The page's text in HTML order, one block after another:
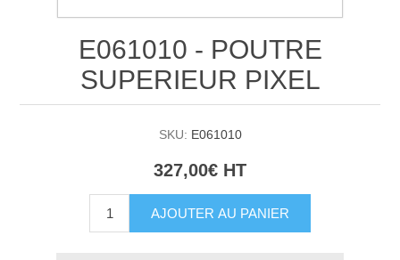
E061010 - POUTRE
SUPERIEUR PIXEL
SKU: E061010
327,00€ HT
AJOUTER AU PANIER